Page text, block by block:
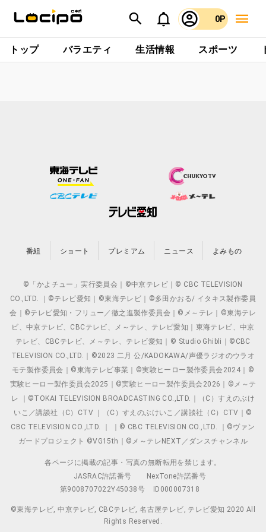
0P
トップ バラエティ 生活情報 スポーツ
番組 ショート プレミアム ニュース よみもの
©「かよチュー」実行委員会｜©中京テレビ｜© CBC TELEVISION
CO.,LTD. ｜©テレビ愛知｜©東海テレビ｜©多田かおる/ イタキス製作委員
会｜©テレビ愛知・フリュー／徹之進製作委員会｜©メ～テレ｜©東海テレ
ビ、中京テレビ、CBCテレビ、メ～テレ、テレビ愛知｜東海テレビ、中京
テレビ、CBCテレビ、メ～テレ、テレビ愛知｜© Studio Ghibli｜©CBC
TELEVISION CO.,LTD.｜©2023 二月 公/KADOKAWA/声優ラジオのウラオ
モテ製作委員会｜©東海テレビ事業｜©実験ヒーロー製作委員会2024｜©
実験ヒーロー製作委員会2025｜©実験ヒーロー製作委員会2026｜©メ～テ
レ ｜©TOKAI TELEVISION BROADCASTING CO.,LTD.｜（C）すえのぶけ
いこ／講談社（C）CTV ｜（C）すえのぶけいこ／講談社（C）CTV｜©
CBC TELEVISION CO.,LTD. ｜ ｜© CBC TELEVISION CO.,LTD. ｜©ヴァン
ガードプロジェクト ©VG15th｜©メ～テレNEXT／ダンスチャンネル
各ページに掲載の記事・写真の無断転用を禁じます。
JASRAC許諾番号
NexTone許諾番号
第9008707022Y45038号
ID000007318
©東海テレビ, 中京テレビ, CBCテレビ, 名古屋テレビ, テレビ愛知 2020 All
Rights Reserved.